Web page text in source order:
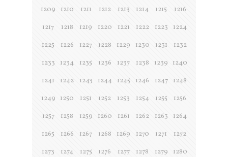
1209
1210 1211 1212 1213 1214 1215
1216
1217
1218 1219 1220 1221 1222 1223
1224
1225
1226 1227 1228 1229 1230 1231
1232
1233
1234 1235 1236 1237 1238 1239
1240
1241
1242 1243 1244 1245 1246 1247
1248
1249
1250 1251 1252 1253 1254 1255
1256
1257
1258 1259 1260 1261 1262 1263
1264
1265
1266 1267 1268 1269 1270 1271
1272
1273
1274 1275 1276 1277 1278 1279
1280